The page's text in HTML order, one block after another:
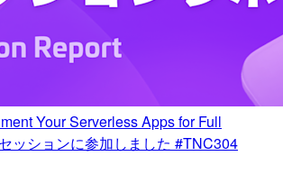
Your Serverless Apps for Full
ッションに参加しました #TNC304